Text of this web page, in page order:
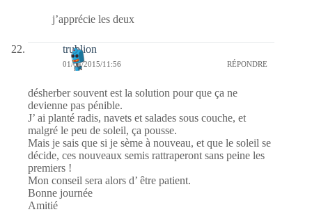
j’apprécie les deux
trublion
01/04/2015/11:56 RÉPONDRE
désherber souvent est la solution pour que ça ne
devienne pas pénible.
J’ ai planté radis, navets et salades sous couche, et
malgré le peu de soleil, ça pousse.
Mais je sais que si je sème à nouveau, et que le soleil se
décide, ces nouveaux semis rattraperont sans peine les
premiers !
Mon conseil sera alors d’ être patient.
Bonne journée
Amitié